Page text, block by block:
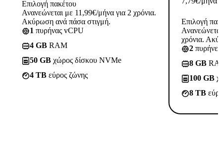
Επιλογή πακέτου
Ανανεώνεται με 11,99€/μήνα για 2 χρόνια.
Ακύρωση ανά πάσα στιγμή.
1 πυρήνας vCPU
4 GB RAM
50 GB χώρος δίσκου NVMe
4 TB εύρος ζώνης
Επιλογή
χρόνια.
2
8 GB
100 GB
8 TB